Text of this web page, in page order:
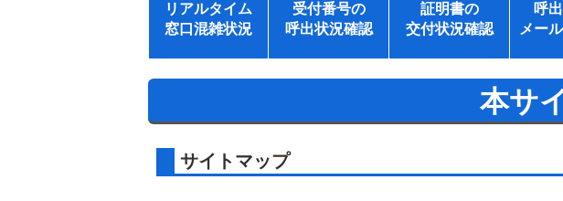
リアルタイム
窓口混雑状況
受付番号の
呼出状況確認
証明書の
交付状況確認
呼
メー
本サ
サイトマップ